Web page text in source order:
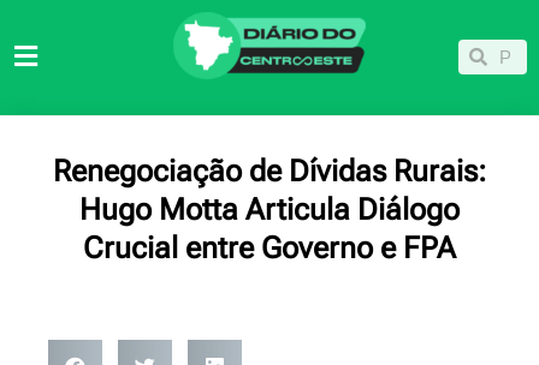
para
Pesquisar
Renegociação de Dívidas Rurais:
Hugo Motta Articula Diálogo
Crucial entre Governo e FPA